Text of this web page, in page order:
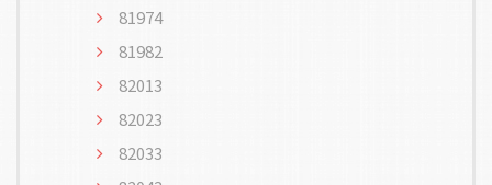
81974
81982
82013
82023
82033